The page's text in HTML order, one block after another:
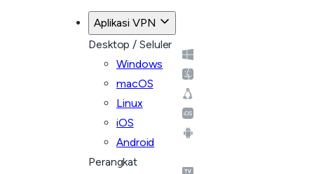
Aplikasi VPN
Desktop / Seluler
Windows
macOS
Linux
iOS
Android
Perangkat